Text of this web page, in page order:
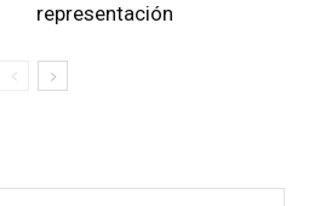
representación